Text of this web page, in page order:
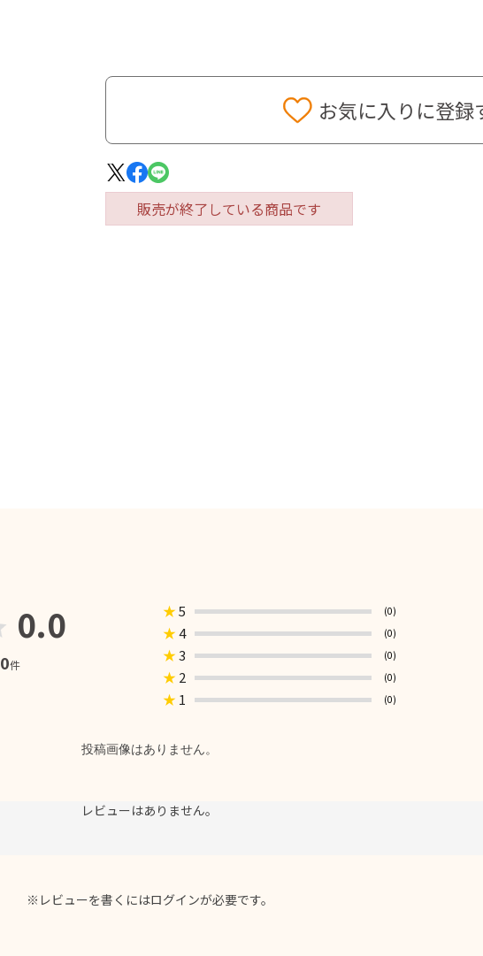
販売が終了している商品です
お気に入りに登録
0.0
0件
★5 (0)
★4 (0)
★3 (0)
★ 2 (0)
★ 1 (0)
投稿画像はありません。
レビューはありません。
※レビューを書くにはログインが必要です。